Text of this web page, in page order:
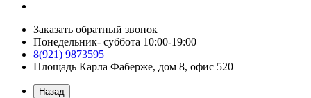
Заказать обратный звонок
Понедельник- суббота 10:00-19:00
8(921) 9873595
Площадь Карла Фаберже, дом 8, офис 520
Назад